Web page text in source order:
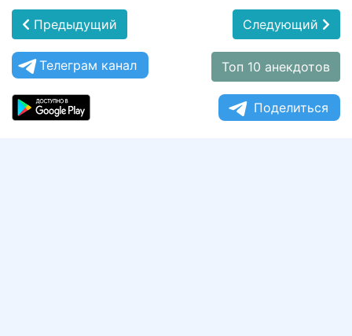
Предыдущий Следующий
Телеграм канал Топ 10 анекдотов
Поделиться